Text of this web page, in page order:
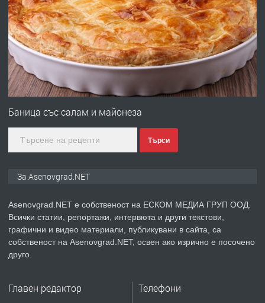
ПРЕДЛАГА
Професионална броячна машина -
със сертификат от ЕЦБ
преди 1 година
ПРЕДЛАГА
Професионална зеленчукорезачка
преди 2 години
ПРЕДЛАГА
Давам индивидуалани уроци по
Баница със салам и майонеза
Търси
За Asenovgrad.NET
Asenovgrad.NET е собственост на ЕСКОМ МЕДИА ГРУП ООД.
Всички статии, репортажи, интервюта и други текстови,
графични и видео материали, публикувани в сайта, са
собственост на Asenovgrad.NET, освен ако изрично е посочено
друго.
Главен редактор Телефони